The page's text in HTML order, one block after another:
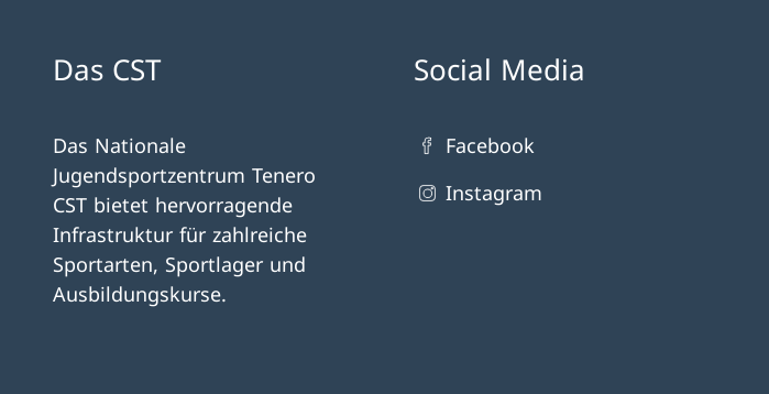
Das CST
Das Nationale
Jugendsportzentrum Tenero
CST bietet hervorragende
Infrastruktur für zahlreiche
Sportarten, Sportlager und
Ausbildungskurse.
Social Media
Facebook
Instagram